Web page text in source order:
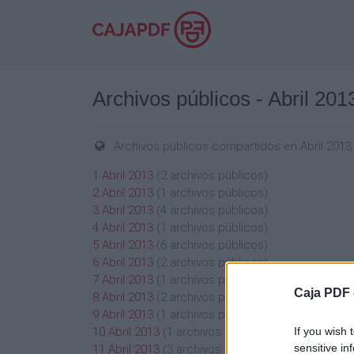
Caja PDF
If you wish
sensitive
Archivos públicos - Abril
Archivos públicos compartidos en Abril 2013
1 Abril 2013 (2 archivos públicos)
2 Abril 2013 (1 archivos públicos)
3 Abril 2013 (4 archivos públicos)
4 Abril 2013 (1 archivos públicos)
5 Abril 2013 (6 archivos públicos)
6 Abril 2013 (2 archivos públicos)
7 Abril 2013 (1 archivos públicos)
8 Abril 2013 (2 archivos públicos)
9 Abril 2013 (1 archivos públicos)
10 Abril 2013 (1 archivos públicos)
11 Abril 2013 (3 archivos públicos)